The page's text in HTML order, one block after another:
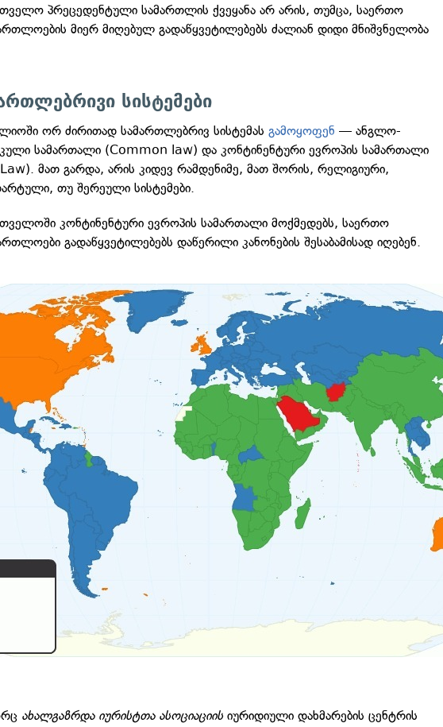
პრეცედენტული სამართლის ქვეყანა არ არის, თუმცა, საერთო
მიერ მიღებულ გადაწყვეტილებებს ძალიან დიდი მნიშვნელობა
სისტემები
ორ ძირითად სამართლებრივ სისტემასგამოყოფენ— ანგლო-
სამართალი (Common law) და კონტინენტური ევროპის სამართალი
მათ გარდა, არის კიდევ რამდენიმე, მათ შორის, რელიგიური,
თუ შერეული სისტემები.
კონტინენტური ევროპის სამართალი მოქმედებს, საერთო
გადაწყვეტილებებს დაწერილი კანონების შესაბამისად იღებენ.
ახალგაზრდა იურისტთა ასოციაციისიურიდიული დახმარების ცენტრის